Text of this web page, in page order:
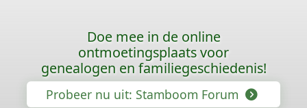
Doe mee in de online
ontmoetingsplaats voor
genealogen en familiegeschiedenis!
Probeer nu uit: Stamboom Forum